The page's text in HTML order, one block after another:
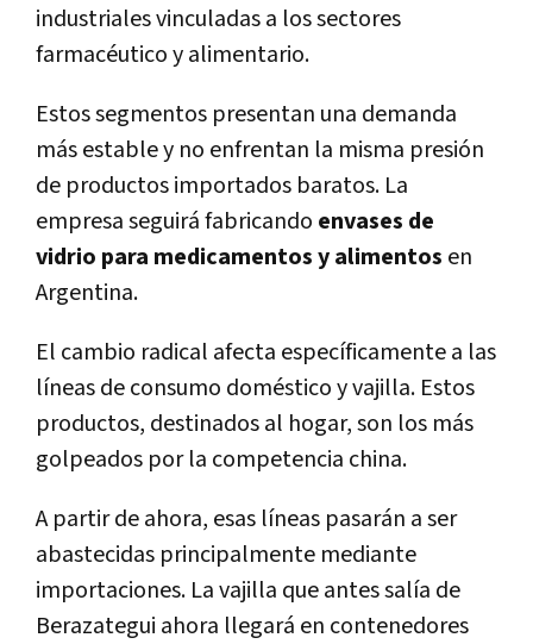
industriales vinculadas a los sectores
farmacéutico y alimentario.
Estos segmentos presentan una demanda
más estable y no enfrentan la misma presión
de productos importados baratos. La
empresa seguirá fabricando envases de
vidrio para medicamentos y alimentos en
Argentina.
El cambio radical afecta específicamente a las
líneas de consumo doméstico y vajilla. Estos
productos, destinados al hogar, son los más
golpeados por la competencia china.
A partir de ahora, esas líneas pasarán a ser
abastecidas principalmente mediante
importaciones. La vajilla que antes salía de
Berazategui ahora llegará en contenedores